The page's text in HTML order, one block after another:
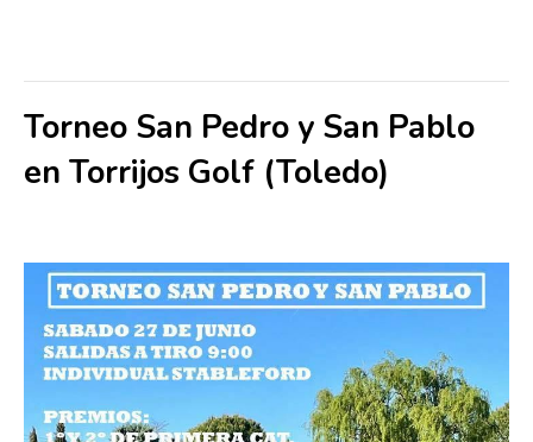
Torneo San Pedro y San Pablo
en Torrijos Golf (Toledo)